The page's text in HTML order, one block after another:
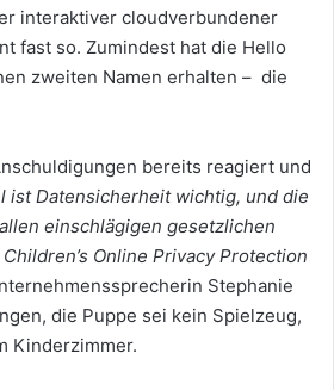
interaktiver cloudverbundener
fast so. Zumindest hat die Hello
zweiten Namen erhalten – die
bereits reagiert und
ist Datensicherheit wichtig, und die
allen einschlägigen gesetzlichen
Online Privacy Protection
Stephanie
die Puppe sei kein Spielzeug,
Kinderzimmer.